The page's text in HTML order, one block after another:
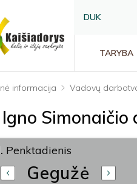
DUK
TARYBA
informacija Vadovų
Penktadienis
Gegužė